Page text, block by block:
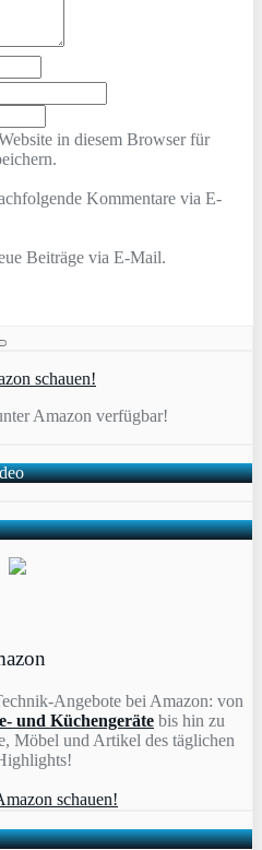
in diesem Browser für
Kommentare via E-
Beiträge via E-Mail.
Amazon verfügbar!
Angebote bei Amazon: von
und Küchengeräte bis hin zu
Möbel und Artikel des täglichen